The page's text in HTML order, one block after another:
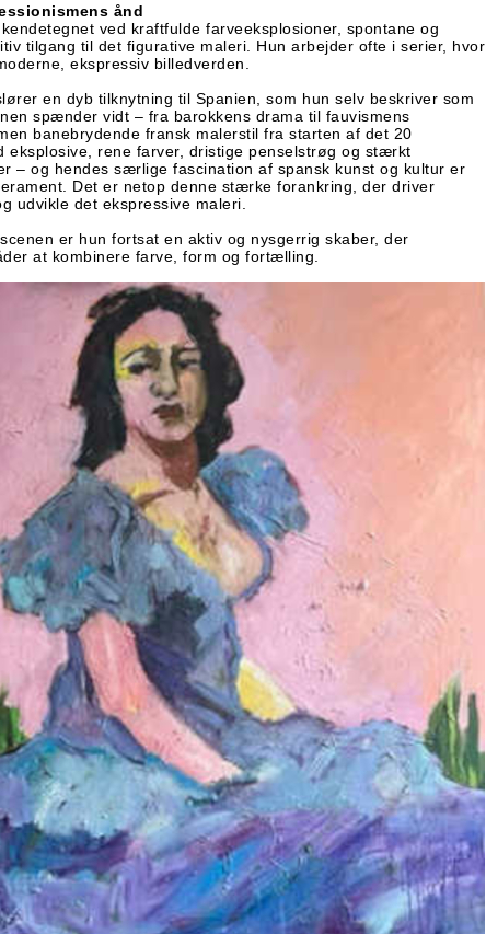
ånd
ved kraftfulde farveeksplosioner, spontane og
tilgang til det figurative maleri. Hun arbejder ofte i serier, hvor
ekspressiv billedverden.
en dyb tilknytning til Spanien, som hun selv beskriver som
spænder vidt – fra barokkens drama til fauvismens
banebrydende fransk malerstil fra starten af det 20
eksplosive, rene farver, dristige penselstrøg og stærkt
– og hendes særlige fascination af spansk kunst og kultur er
Det er netop denne stærke forankring, der driver
udvikle det ekspressive maleri.
er hun fortsat en aktiv og nysgerrig skaber, der
at kombinere farve, form og fortælling.